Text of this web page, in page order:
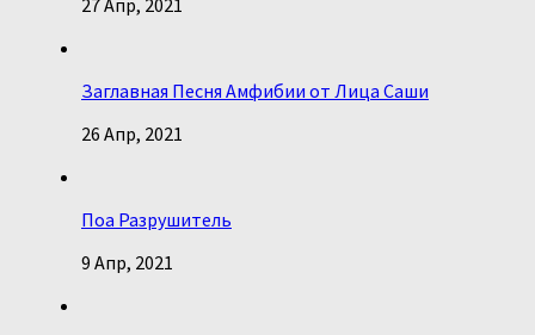
27 Апр, 2021
Заглавная Песня Амфибии от Лица Саши
26 Апр, 2021
Поа Разрушитель
9 Апр, 2021